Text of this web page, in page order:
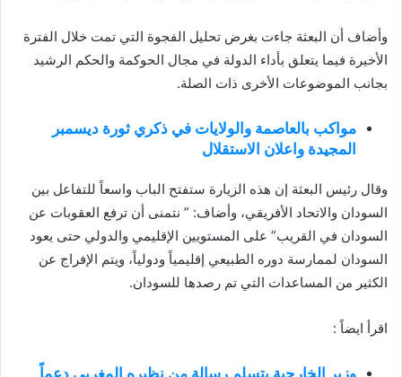
وأضاف أن البعثة جاءت بغرض تحليل الفجوة التي تمت خلال الفترة
الأخيرة فيما يتعلق بأداء الدولة في مجال الحوكمة والحكم الرشيد
بجانب الموضوعات الأخرى ذات الصلة.
مواكب بالعاصمة والولايات في ذكري ثورة ديسمبر
المجيدة واعلان الاستقلال
وقال رئيس البعثة إن هذه الزيارة ستفتح الباب واسعاً للتفاعل بين
السودان والاتحاد الأفريقي، وأضاف: ” نتمنى أن ترفع العقوبات عن
السودان في القريب” على المستويين الإقليمي والدولي حتى يعود
السودان لممارسة دوره الطبيعي إقليمياً ودولياً، ويتم الإفراج عن
الكثير من المساعدات التي تم رصدها للسودان.
اقرأ ايضاً :
وزير الخارجية يتسلم رسالة من نظيره المغربي دعماً